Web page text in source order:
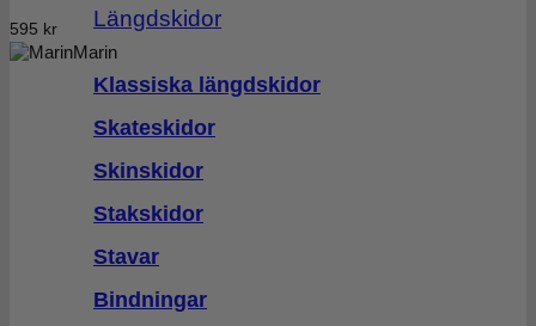
Längdskidor
Klassiska längdskidor
Skateskidor
Skinskidor
Stakskidor
Stavar
Bindningar
Marin
595 kr